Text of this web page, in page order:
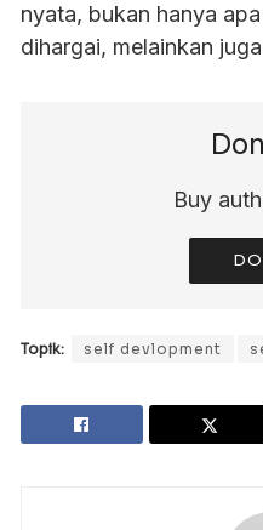
nyata, bukan hanya
dihargai, melainkan
Buy
Topik: self devlopment